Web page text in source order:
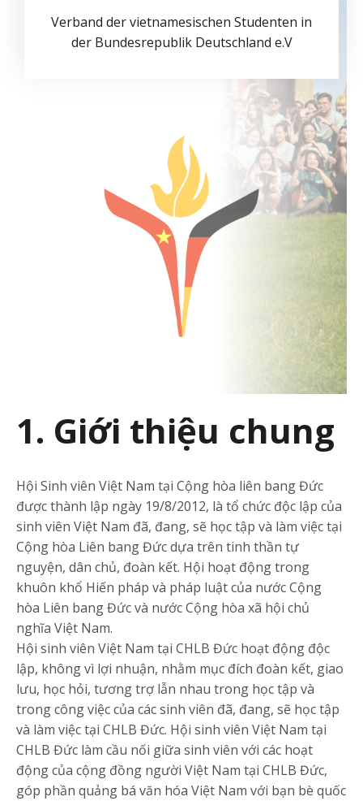
Verband der vietnamesischen Studenten in
der Bundesrepublik Deutschland e.V
1. Giới thiệu chung
Hội Sinh viên Việt Nam tại Cộng hòa liên bang Đức
được thành lập ngày 19/8/2012, là tổ chức độc lập của
sinh viên Việt Nam đã, đang, sẽ học tập và làm việc tại
Cộng hòa Liên bang Đức dựa trên tinh thần tự
nguyện, dân chủ, đoàn kết. Hội hoạt động trong
khuôn khổ Hiến pháp và pháp luật của nước Cộng
hòa Liên bang Đức và nước Cộng hòa xã hội chủ
nghĩa Việt Nam.
Hội sinh viên Việt Nam tại CHLB Đức hoạt động độc
lập, không vì lợi nhuận, nhằm mục đích đoàn kết, giao
lưu, học hỏi, tương trợ lẫn nhau trong học tập và
trong công việc của các sinh viên đã, đang, sẽ học tập
và làm việc tại CHLB Đức. Hội sinh viên Việt Nam tại
CHLB Đức làm cầu nối giữa sinh viên với các hoạt
động của cộng đồng người Việt Nam tại CHLB Đức,
góp phần quảng bá văn hóa Việt Nam với bạn bè quốc